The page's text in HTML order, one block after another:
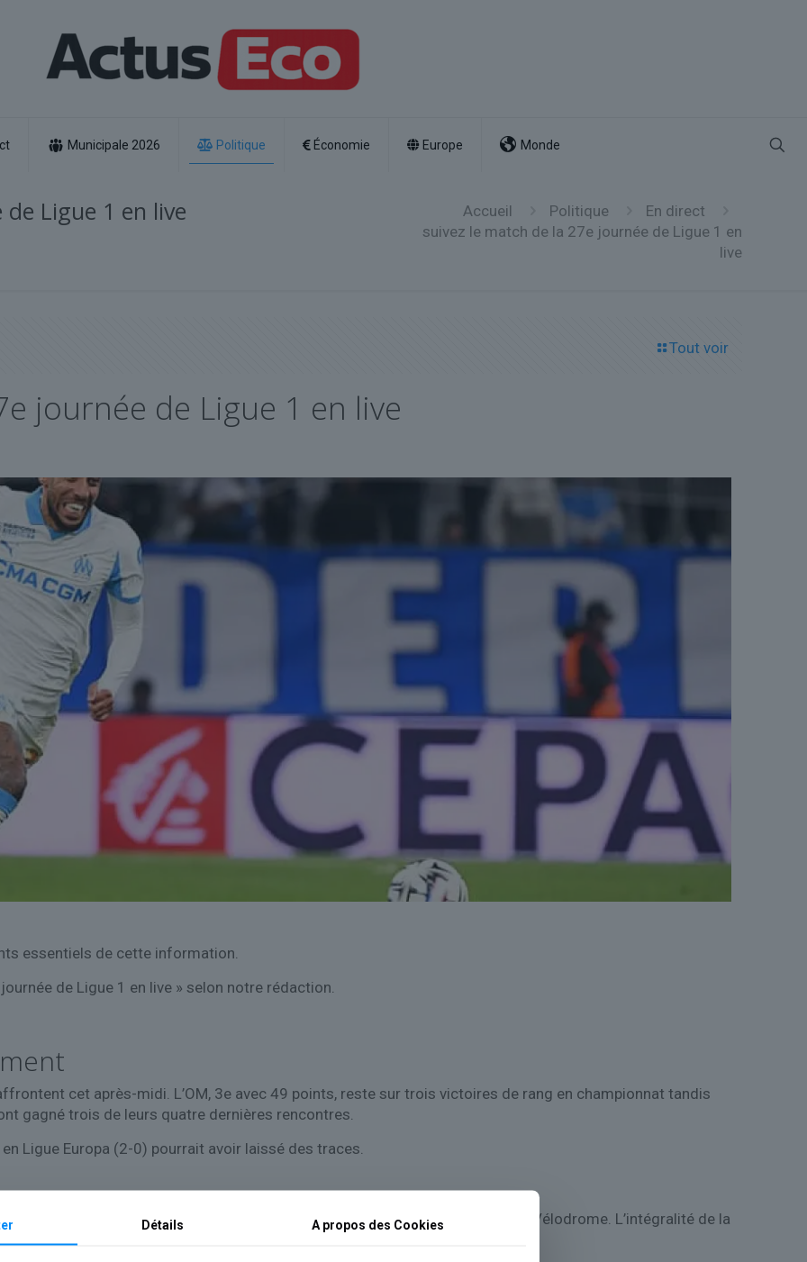
Municipale 2026 Politique Économie Europe Monde
Ligue 1 en live Accueil Politique
En direct
suivez le match de la 27e journée de Ligue 1 en
live
Tout voir
journée de Ligue 1 en live
essentiels de cette information.
de Ligue 1 en live » selon notre rédaction.
cet après-midi. L’OM, 3e avec 49 points, reste sur trois victoires de rang en championnat tandis
gagné trois de leurs quatre dernières rencontres.
Ligue Europa (2-0) pourrait avoir laissé des traces.
Ligue 1 entre Marseille et Lille. Le coup d’envoi sera donné à 17h15 au Stade Vélodrome. L’intégralité de la
Détails A propos des Cookies